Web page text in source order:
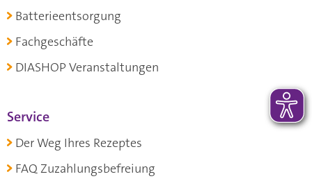
Batterieentsorgung
Fachgeschäfte
DIASHOP Veranstaltungen
Service
Der Weg Ihres Rezeptes
FAQ Zuzahlungsbefreiung